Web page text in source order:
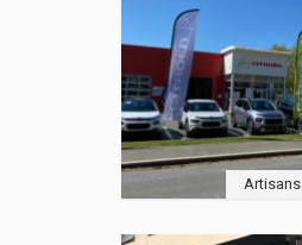
Artisans